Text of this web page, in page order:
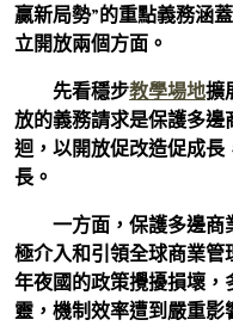
贏新局勢”的重點義務涵
立開放兩個方面。
先看穩步教學場地擴
放的義務請求是保護多
迴，以開放促改造促成
長。
一方面，保護多邊商
極介入和引領全球商業管
年夜國的政策攪擾損壞
靈，機制效率遭到嚴重